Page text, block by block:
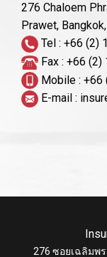
276 Chaloem
Prawet,
Tel : +66 (2)
Fax : +66 (2)
Mobile : +66
E-mail :
276 ซอยเฉลิมพ